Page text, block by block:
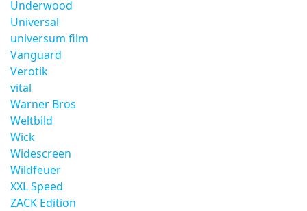
Underwood
Universal
universum film
Vanguard
Verotik
vital
Warner Bros
Weltbild
Wick
Widescreen
Wildfeuer
XXL Speed
ZACK Edition